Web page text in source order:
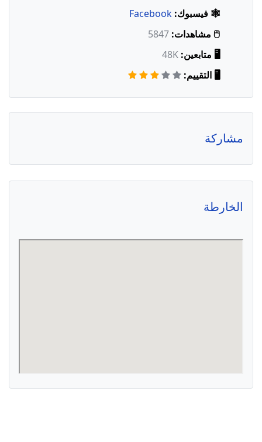
🕸️ فيسبوك: Facebook
🖱️ مشاهدات: 5847
🖥️ متابعين: 48K
🖥️ التقييم:
مشاركة
الخارطة